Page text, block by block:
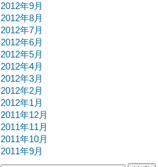
2012年9月
2012年8月
2012年7月
2012年6月
2012年5月
2012年4月
2012年3月
2012年2月
2012年1月
2011年12月
2011年11月
2011年10月
2011年9月